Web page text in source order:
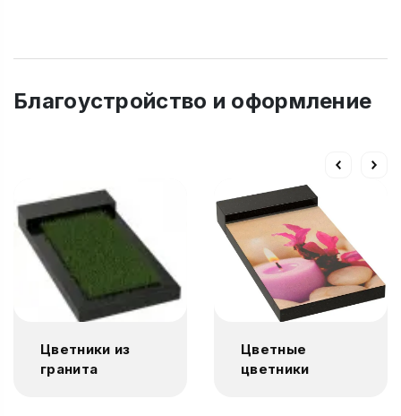
Благоустройство и оформление
Цветники из
гранита
Цветные
цветники